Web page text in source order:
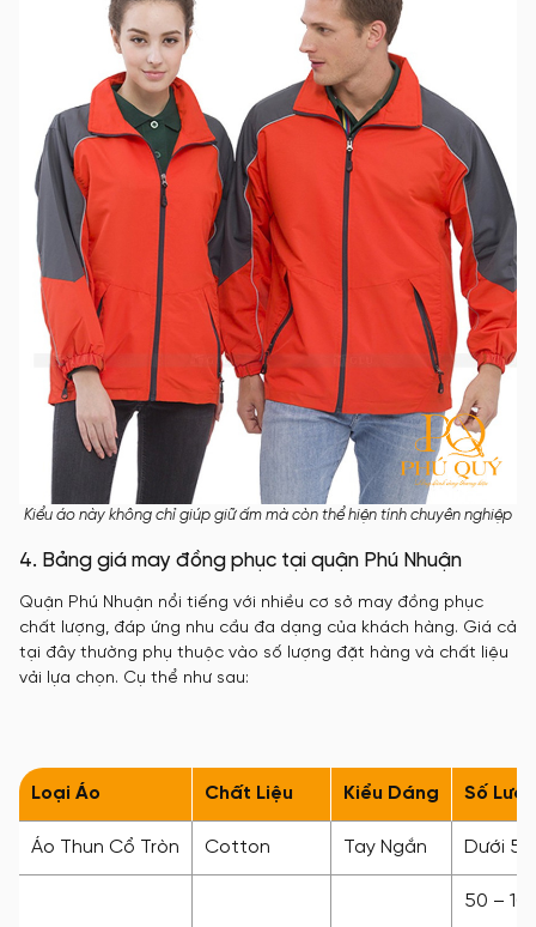
Kiểu áo này không chỉ giúp giữ ấm mà còn thể hiện tính chuyên nghiệp
4. Bảng giá may đồng phục tại quận Phú Nhuận
​Quận Phú Nhuận nổi tiếng với nhiều cơ sở may đồng phục
chất lượng, đáp ứng nhu cầu đa dạng của khách hàng. Giá cả
tại đây thường phụ thuộc vào số lượng đặt hàng và chất liệu
vải lựa chọn. Cụ thể như sau:
Loại Áo Chất Liệu Kiểu Dáng Số
Áo Thun Cổ Tròn Cotton Tay Ngắn Dưới 50
50 –